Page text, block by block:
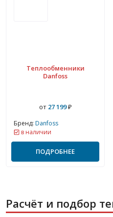
Теплообменники
Danfoss
от27 199₽
Бренд: Danfoss
в наличии
ПОДРОБНЕЕ
Расчёт и подбор